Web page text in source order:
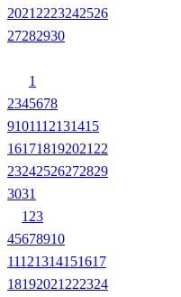
2021 2223242526
27282930
1
2345678
9101112131415
161718192021 22
23242526272829
3031
1 23
45678910
11121314151617
18192021 222324